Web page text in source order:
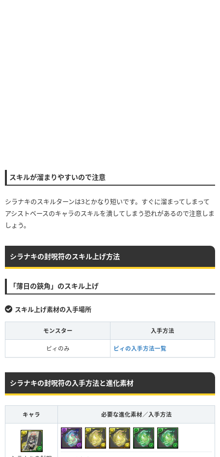
スキルが溜まりやすいので注意
シラナキのスキルターンは3とかなり短いです。すぐに溜まってしまって
アシストベースのキャラのスキルを潰してしまう恐れがあるので注意しま
しょう。
シラナキの封呪符のスキル上げ方法
「薄日の鋏角」のスキル上げ
スキル上げ素材の入手場所
モンスター 入手方法
ピィのみ ピィの入手方法一覧
シラナキの封呪符の入手方法と進化素材
キャラ 必要な進化素材／入手方法